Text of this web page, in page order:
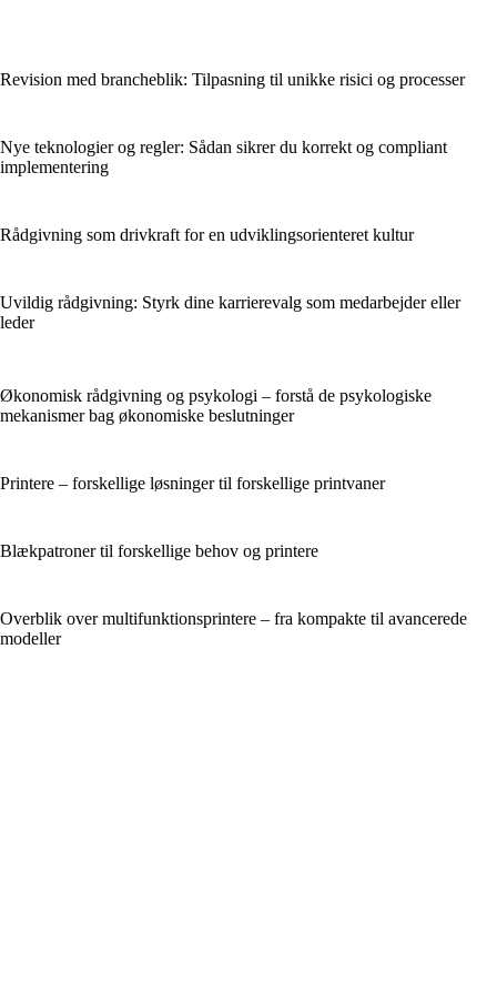
Revision med brancheblik: Tilpasning til unikke risici og processer
Nye teknologier og regler: Sådan sikrer du korrekt og compliant
implementering
Rådgivning som drivkraft for en udviklingsorienteret kultur
Uvildig rådgivning: Styrk dine karrierevalg som medarbejder eller
leder
Økonomisk rådgivning og psykologi – forstå de psykologiske
mekanismer bag økonomiske beslutninger
Printere – forskellige løsninger til forskellige printvaner
Blækpatroner til forskellige behov og printere
Overblik over multifunktionsprintere – fra kompakte til avancerede
modeller